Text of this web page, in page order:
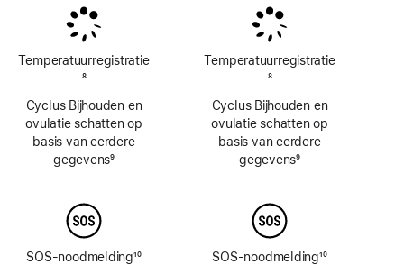
Temperatuur­registratie
8
Cyclus Bijhouden en
ovulatie schatten op
basis van eerdere
gegevens9
SOS-noodmelding10
Temperatuur­registratie
8
Cyclus Bijhouden en
ovulatie schatten op
basis van eerdere
gegevens9
SOS-noodmelding10